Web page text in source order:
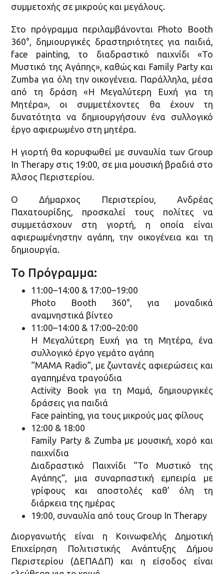
συμμετοχής σε μικρούς και μεγάλους.
Στο πρόγραμμα περιλαμβάνονται Photo Booth
360°, δημιουργικές δραστηριότητες για παιδιά,
face painting, το διαδραστικό παιχνίδι «Το
Μυστικό της Αγάπης», καθώς και Family Party και
Zumba για όλη την οικογένεια. Παράλληλα, μέσα
από τη δράση «Η Μεγαλύτερη Ευχή για τη
Μητέρα», οι συμμετέχοντες θα έχουν τη
δυνατότητα να δημιουργήσουν ένα συλλογικό
έργο αφιερωμένο στη μητέρα.
Η γιορτή θα κορυφωθεί με συναυλία των Group
In Therapy στις 19:00, σε μια μουσική βραδιά στο
Άλσος Περιστερίου.
Ο Δήμαρχος Περιστερίου, Ανδρέας
Παχατουρίδης, προσκαλεί τους πολίτες να
συμμετάσχουν στη γιορτή, η οποία είναι
αφιερωμένηστην αγάπη, την οικογένεια και τη
δημιουργία.
Το Πρόγραμμα:
11:00–14:00 & 17:00–19:00
Photo Booth 360°, για μοναδικά
αναμνηστικά βίντεο
11:00–14:00 & 17:00–20:00
Η Μεγαλύτερη Ευχή για τη Μητέρα, ένα
συλλογικό έργο γεμάτο αγάπη
“MAMA Radio”, με ζωντανές αφιερώσεις και
αγαπημένα τραγούδια
Activity Book για τη Μαμά, δημιουργικές
δράσεις για παιδιά
Face painting, για τους μικρούς μας φίλους
12:00 & 18:00
Family Party & Zumba με μουσική, χορό και
παιχνίδια
Διαδραστικό Παιχνίδι “Το Μυστικό της
Αγάπης”, μια συναρπαστική εμπειρία με
γρίφους και αποστολές καθ’ όλη τη
διάρκεια της ημέρας
19:00, συναυλία από τους Group In Therapy
Διοργανωτής είναι η Κοινωφελής Δημοτική
Επιχείρηση Πολιτιστικής Ανάπτυξης Δήμου
Περιστερίου (ΔΕΠΑΔΠ) και η είσοδος είναι